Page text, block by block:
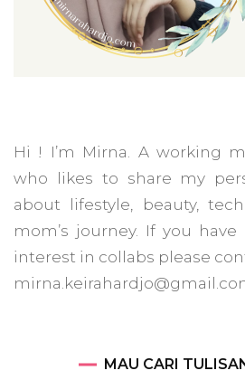
Hi ! I’m Mirna. A working
who likes to share my
about lifestyle, beauty,
mom’s journey. If you
interest in collabs please
MAU CARI